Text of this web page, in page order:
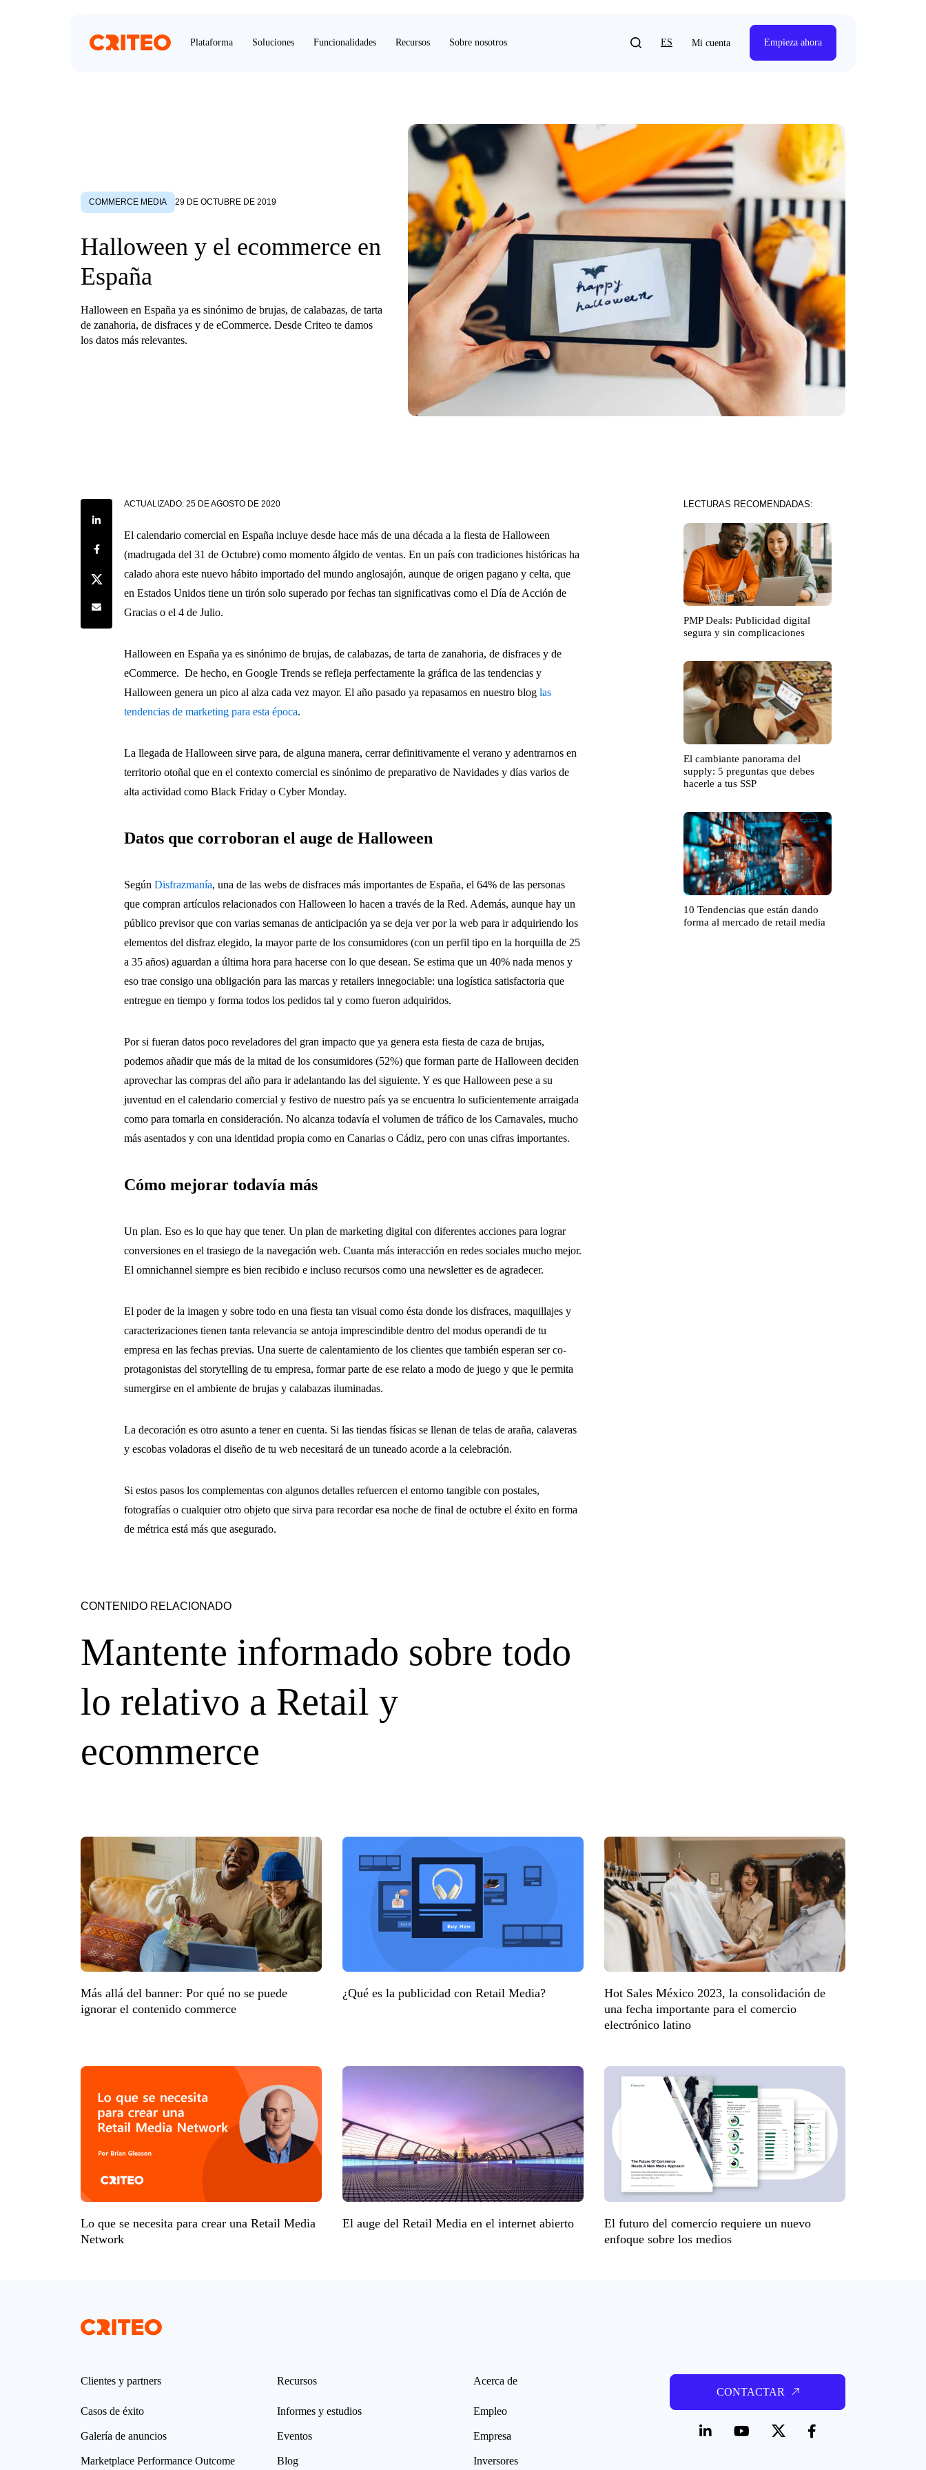
Plataforma Soluciones Funcionalidades Recursos Sobre nosotros ES Mi cuenta Empieza ahora
COMMERCE MEDIA 29 DE OCTUBRE DE 2019
Halloween y el ecommerce en
España
Halloween en España ya es sinónimo de brujas, de calabazas, de tarta
de zanahoria, de disfraces y de eCommerce. Desde Criteo te damos
los datos más relevantes.
Share on LinkedIn
Share on Facebook
Share on Twitter
Share by e-mail
ACTUALIZADO: 25 DE AGOSTO DE 2020
El calendario comercial en España incluye desde hace más de una década a la fiesta de Halloween
(madrugada del 31 de Octubre) como momento álgido de ventas. En un país con tradiciones históricas ha
calado ahora este nuevo hábito importado del mundo anglosajón, aunque de origen pagano y celta, que
en Estados Unidos tiene un tirón solo superado por fechas tan significativas como el Día de Acción de
Gracias o el 4 de Julio.
Halloween en España ya es sinónimo de brujas, de calabazas, de tarta de zanahoria, de disfraces y de
eCommerce. De hecho, en Google Trends se refleja perfectamente la gráfica de las tendencias y
Halloween genera un pico al alza cada vez mayor. El año pasado ya repasamos en nuestro bloglas
tendencias de marketing para esta época.
La llegada de Halloween sirve para, de alguna manera, cerrar definitivamente el verano y adentrarnos en
territorio otoñal que en el contexto comercial es sinónimo de preparativo de Navidades y días varios de
alta actividad como Black Friday o Cyber Monday.
Datos que corroboran el auge de Halloween
SegúnDisfrazmanía, una de las webs de disfraces más importantes de España, el 64% de las personas
que compran artículos relacionados con Halloween lo hacen a través de la Red. Además, aunque hay un
público previsor que con varias semanas de anticipación ya se deja ver por la web para ir adquiriendo los
elementos del disfraz elegido, la mayor parte de los consumidores (con un perfil tipo en la horquilla de 25
a 35 años) aguardan a última hora para hacerse con lo que desean. Se estima que un 40% nada menos y
eso trae consigo una obligación para las marcas y retailers innegociable: una logística satisfactoria que
entregue en tiempo y forma todos los pedidos tal y como fueron adquiridos.
Por si fueran datos poco reveladores del gran impacto que ya genera esta fiesta de caza de brujas,
podemos añadir que más de la mitad de los consumidores (52%) que forman parte de Halloween deciden
aprovechar las compras del año para ir adelantando las del siguiente. Y es que Halloween pese a su
juventud en el calendario comercial y festivo de nuestro país ya se encuentra lo suficientemente arraigada
como para tomarla en consideración. No alcanza todavía el volumen de tráfico de los Carnavales, mucho
más asentados y con una identidad propia como en Canarias o Cádiz, pero con unas cifras importantes.
Cómo mejorar todavía más
Un plan. Eso es lo que hay que tener. Un plan de marketing digital con diferentes acciones para lograr
conversiones en el trasiego de la navegación web. Cuanta más interacción en redes sociales mucho mejor.
El omnichannel siempre es bien recibido e incluso recursos como una newsletter es de agradecer.
El poder de la imagen y sobre todo en una fiesta tan visual como ésta donde los disfraces, maquillajes y
caracterizaciones tienen tanta relevancia se antoja imprescindible dentro del modus operandi de tu
empresa en las fechas previas. Una suerte de calentamiento de los clientes que también esperan ser co-
protagonistas del storytelling de tu empresa, formar parte de ese relato a modo de juego y que le permita
sumergirse en el ambiente de brujas y calabazas iluminadas.
La decoración es otro asunto a tener en cuenta. Si las tiendas físicas se llenan de telas de araña, calaveras
y escobas voladoras el diseño de tu web necesitará de un tuneado acorde a la celebración.
Si estos pasos los complementas con algunos detalles refuercen el entorno tangible con postales,
fotografías o cualquier otro objeto que sirva para recordar esa noche de final de octubre el éxito en forma
de métrica está más que asegurado.
LECTURAS RECOMENDADAS:
PMP Deals: Publicidad digital
segura y sin complicaciones
El cambiante panorama del
supply: 5 preguntas que debes
hacerle a tus SSP
10 Tendencias que están dando
forma al mercado de retail media
CONTENIDO RELACIONADO
Mantente informado sobre todo
lo relativo a Retail y
ecommerce
Más allá del banner: Por qué no se puede
ignorar el contenido commerce
¿Qué es la publicidad con Retail Media?
Hot Sales México 2023, la consolidación de
una fecha importante para el comercio
electrónico latino
Lo que se necesita para crear una Retail Media
Network
El auge del Retail Media en el internet abierto
El futuro del comercio requiere un nuevo
enfoque sobre los medios
Clientes y partners
Casos de éxito
Galería de anuncios
Marketplace Performance Outcome
Recursos
Informes y estudios
Eventos
Blog
Acerca de
Empleo
Empresa
Inversores
CONTACTAR